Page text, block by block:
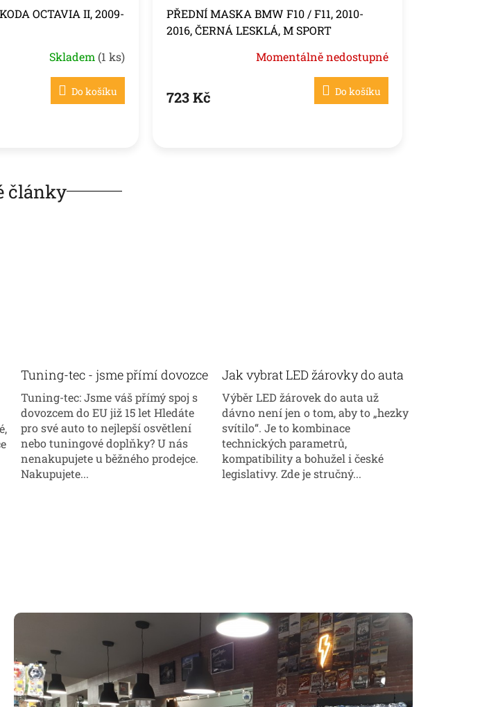
OCTAVIA II, 2009-
Skladem (1 ks)
Do košíku
PŘEDNÍ MASKA BMW F10 / F11, 2010-
2016, ČERNÁ LESKLÁ, M SPORT
Momentálně nedostupné
723 Kč Do košíku
články
Tuning-tec - jsme přímí dovozce
Tuning-tec: Jsme váš přímý spoj s
dovozcem do EU již 15 let Hledáte
pro své auto to nejlepší osvětlení
nebo tuningové doplňky? U nás
nenakupujete u běžného prodejce.
Nakupujete...
Jak vybrat LED žárovky do auta
Výběr LED žárovek do auta už
dávno není jen o tom, aby to „hezky
svítilo“. Je to kombinace
technických parametrů,
kompatibility a bohužel i české
legislativy. Zde je stručný...